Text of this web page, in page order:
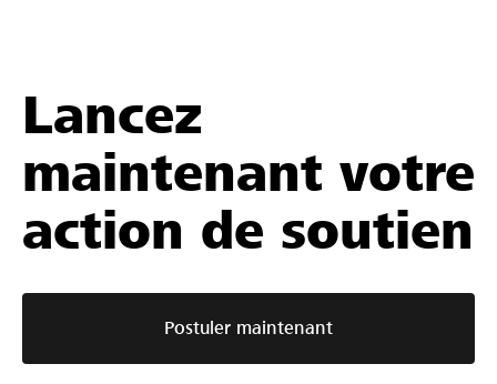
Lancez
maintenant votre
action de soutien
Postuler maintenant